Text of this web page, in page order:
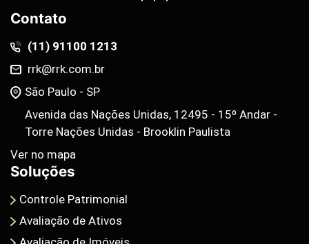
Contato
(11) 91100 1213
rrk@rrk.com.br
São Paulo - SP
Avenida das Nações Unidas, 12495 - 15º Andar -
Torre Nações Unidas - Brooklin Paulista
Ver no mapa
Soluções
Controle Patrimonial
Avaliação de Ativos